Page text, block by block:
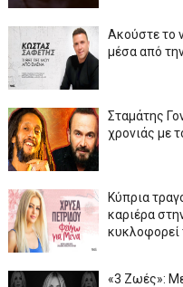
Ακούστε το
μέσα από
Σταμάτης
χρονιάς με
Κύπρια
καριέρα
κυκλοφορεί
«3 Ζωές»: